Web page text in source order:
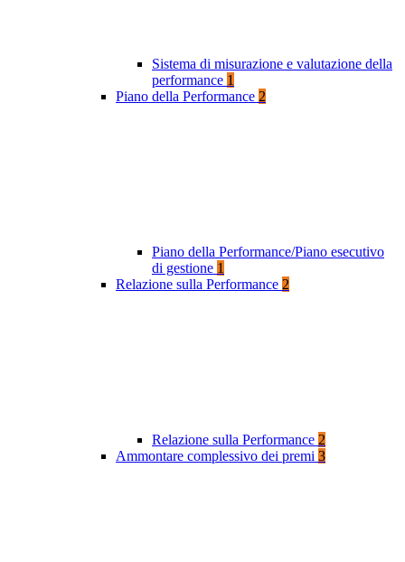
Sistema di misurazione e valutazione della
performance 1
Piano della Performance 2
Piano della Performance/Piano esecutivo
di gestione 1
Relazione sulla Performance 2
Relazione sulla Performance 2
Ammontare complessivo dei premi 3